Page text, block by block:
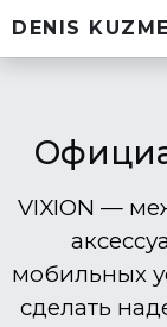
DENIS
VIXION —
мобильных
сделать